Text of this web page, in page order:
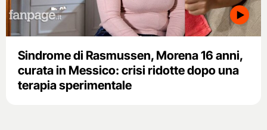
Sindrome di Rasmussen, Morena 16 anni,
curata in Messico: crisi ridotte dopo una
terapia sperimentale